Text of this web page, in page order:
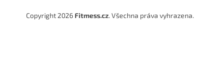
Copyright 2026 Fitmess.cz. Všechna práva vyhrazena.